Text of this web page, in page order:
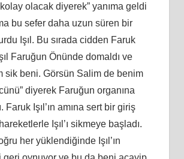
olacak diyerek” yanıma geldi
bu sefer daha uzun süren bir
Işıl. Bu sırada cidden Faruk
Faruğun Önünde domaldı ve
sik beni. Görsün Salim de benim
diyerek Faruğun organına
Faruk Işıl’ın amına sert bir giriş
Işıl’ı sikmeye başladı.
her yüklendiğinde Işıl’ın